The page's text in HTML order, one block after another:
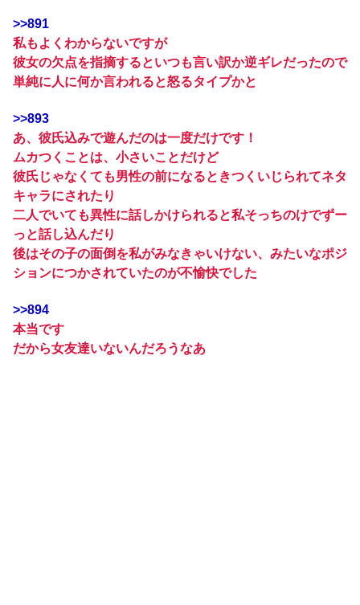
>>891
私もよくわからないですが
彼女の欠点を指摘するといつも言い訳か逆ギレだったので
単純に人に何か言われると怒るタイプかと
>>893
あ、彼氏込みで遊んだのは一度だけです！
ムカつくことは、小さいことだけど
彼氏じゃなくても男性の前になるときつくいじられてネタ
キャラにされたり
二人でいても異性に話しかけられると私そっちのけでずー
っと話し込んだり
後はその子の面倒を私がみなきゃいけない、みたいなポジ
ションにつかされていたのが不愉快でした
>>894
本当です
だから女友達いないんだろうなあ